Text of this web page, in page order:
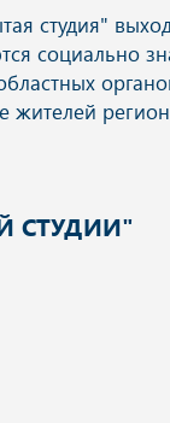
СТУДИИ"